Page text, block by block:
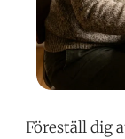
Föreställ dig